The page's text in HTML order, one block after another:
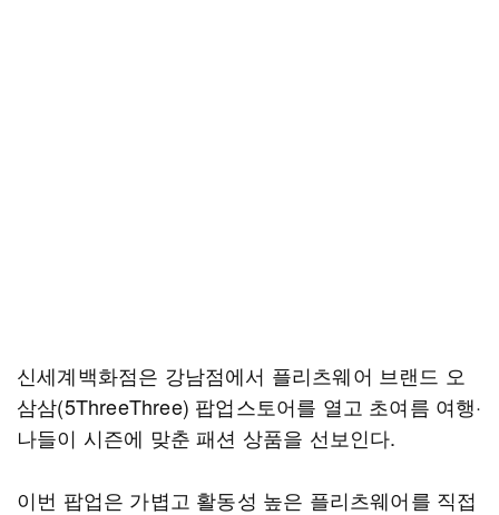
신세계백화점은 강남점에서 플리츠웨어 브랜드 오
삼삼(5ThreeThree) 팝업스토어를 열고 초여름 여행·
나들이 시즌에 맞춘 패션 상품을 선보인다.
이번 팝업은 가볍고 활동성 높은 플리츠웨어를 직접